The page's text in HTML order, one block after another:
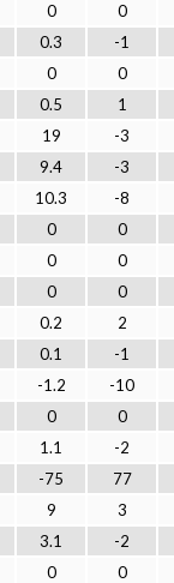
0
0
0.3
-1
0
0
0.5
1
19
-3
9.4
-3
10.3
-8
0
0
0
0
0
0
0.2
2
0.1
-1
-1.2
-10
0
0
1.1
-2
-75
77
9
3
3.1
-2
0
0